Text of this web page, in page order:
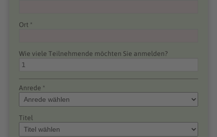
Ort *
Wie viele Teilnehmende möchten Sie anmelden?
Anrede *
Titel